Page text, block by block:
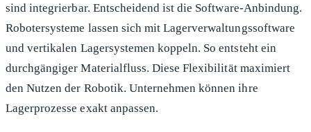
sind integrierbar. Entscheidend ist die Software-Anbindung.
Robotersysteme lassen sich mit Lagerverwaltungssoftware
und vertikalen Lagersystemen koppeln. So entsteht ein
durchgängiger Materialfluss. Diese Flexibilität maximiert
den Nutzen der Robotik. Unternehmen können ihre
Lagerprozesse exakt anpassen.